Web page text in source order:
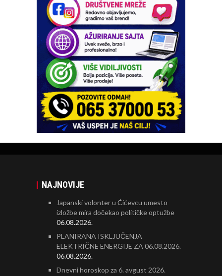
NAJNOVIJE
Japanski volonter u Ćićevcu umesto
izložbe mira dočekao političke optužbe
06.08.2026.
PLANIRANA ISKLJUČENJA
ELEKTRIČNE ENERGIJE ZA 06.08.2026.
06.08.2026.
Dnevni horoskop za 6. avgust 2026.